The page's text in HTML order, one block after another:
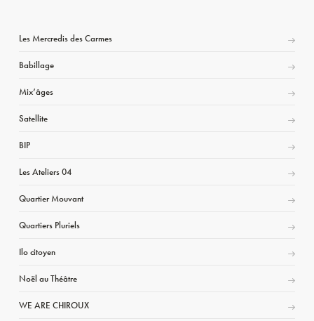
Les Mercredis des Carmes
Babillage
Mix’âges
Satellite
BIP
Les Ateliers 04
Quartier Mouvant
Quartiers Pluriels
Ilo citoyen
Noël au Théâtre
WE ARE CHIROUX